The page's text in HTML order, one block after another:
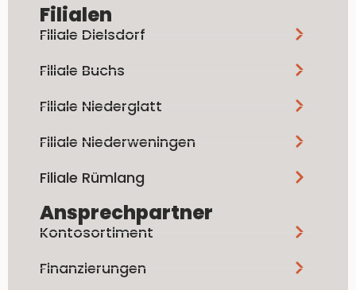
Filialen
Filiale Dielsdorf
Filiale Buchs
Filiale Niederglatt
Filiale Niederweningen
Filiale Rümlang
Ansprechpartner
Kontosortiment
Finanzierungen